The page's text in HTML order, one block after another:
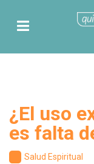
¿El uso
es falta
Salud Espiritual